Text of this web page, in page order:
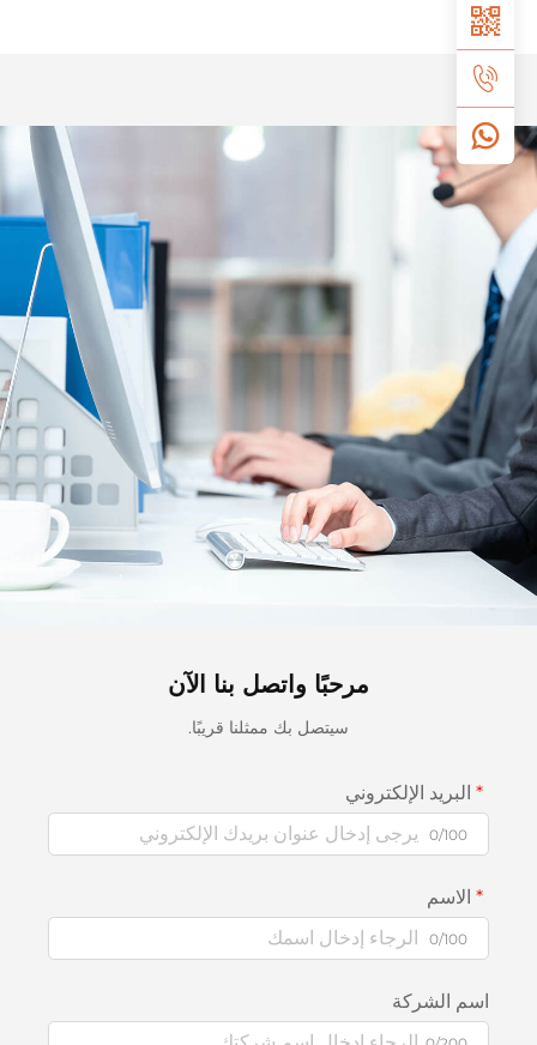
مرحبًا واتصل بنا الآن
سيتصل بك ممثلنا قريبًا.
البريد الإلكتروني
0/100
الاسم
0/100
اسم الشركة